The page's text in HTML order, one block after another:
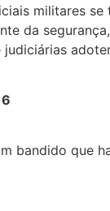
militares se
da segurança,
bandido que